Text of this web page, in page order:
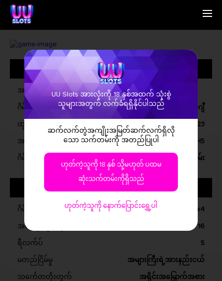
ကျွန်တော်ရှိသူမျာ
ဂိမ်းမျာ
သတင်းစာ
မြန်မာမိတ်ဆွေ
Traditional Chinese
Bangladesh
Phillipines
Hindi
Indonesia
Korean
Laos
Malay
Burmese
Nepali
Vietnam
အထွေထွေအမျိုးအစားမျာ
အမည်
ဂိမ်းအမျိုးအစား ဗီဒီယို အိုလ်ဂျီ
ထုတ်ရန် ဖေဖော်ဝါရီ, 2023
အဆက်တင်သွားပြီ ဝင်ဒို, iOS, အနိုင်ရိုက်, H5
ဂိမ်းရှင်းမှုရှိမှု အခမဲ့ကား, အခမဲ့ဂိမ်းဝယ်ပါ, ဘောနပ်စ်ဂိမ်း
ဂိမ်းအကြောင်
ဂိမ်းအမျိုးအစား 5x4
အလျော်လိုင်းများ 16
ရီလက်ပ် 5
မတည်ငြိမ်မှု အများကြီးရဲ့အားနည်းငယ်
သင်္ကေတတိုးတွက် အရိုင်းအမြှောက်အစား
UU Slots အားလုံးကို 18 နှစ်အထက် သုံးစွဲ
သူများအတွက် လက်ခံရရှိနိုင်ပါသည်
ဆက်လက်တွဲအကျိုးအမြတ်ဆက်လက်ရှိလို
သော သက်တမ်းကို အတည်ပြုပါ
ဟုတ်ကဲ့သူကို 18 နှစ် သို့မဟုတ် ပထမ
ဆုံးသက်တမ်းကိုရှိသည်
ဟုတ်ကဲ့သူကို နောက်ပြောင်းရွှေ့ပါ